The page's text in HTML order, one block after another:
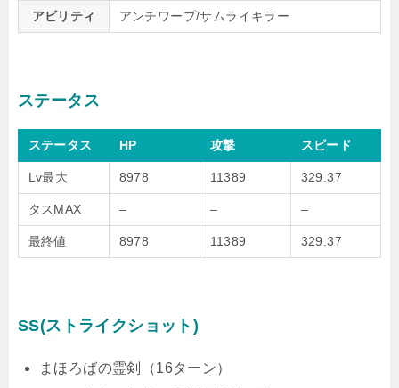
アビリティ アンチワープ/サムライキラー
ステータス
ステータス HP 攻撃 スピード
Lv最大 8978 11389 329.37
タスMAX – – –
最終値 8978 11389 329.37
SS(ストライクショット)
まほろばの霊剣（16ターン）